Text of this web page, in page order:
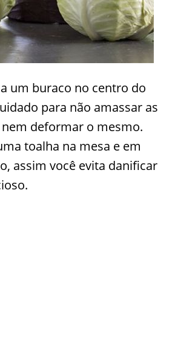
um buraco no centro do
para não amassar as
deformar o mesmo.
toalha na mesa e em
assim você evita danificar